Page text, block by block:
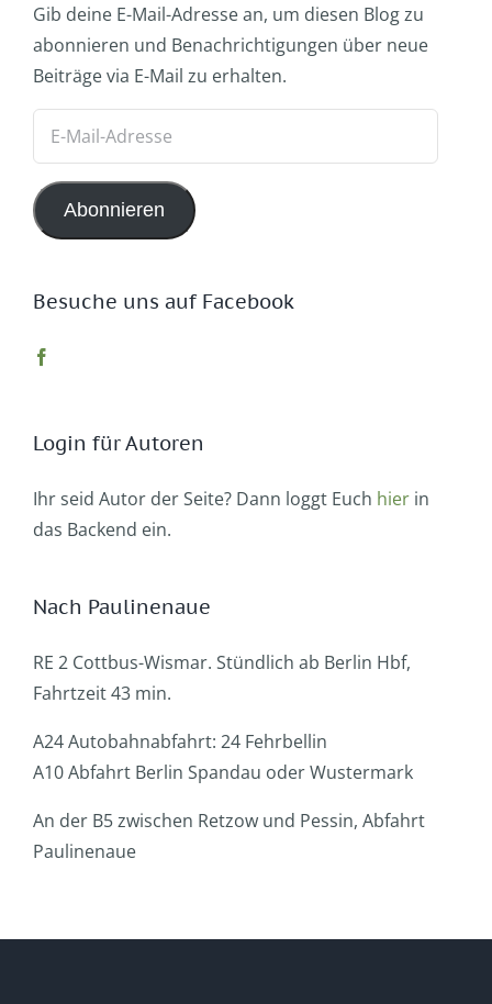
Gib deine E-Mail-Adresse an, um diesen Blog zu
abonnieren und Benachrichtigungen über neue
Beiträge via E-Mail zu erhalten.
Adresse
Abonnieren
Besuche uns auf Facebook
Login für Autoren
Ihr seid Autor der Seite? Dann loggt Euch hier in
das Backend ein.
Nach Paulinenaue
RE 2 Cottbus-Wismar. Stündlich ab Berlin Hbf,
Fahrtzeit 43 min.
A24 Autobahnabfahrt: 24 Fehrbellin
A10 Abfahrt Berlin Spandau oder Wustermark
An der B5 zwischen Retzow und Pessin, Abfahrt
Paulinenaue